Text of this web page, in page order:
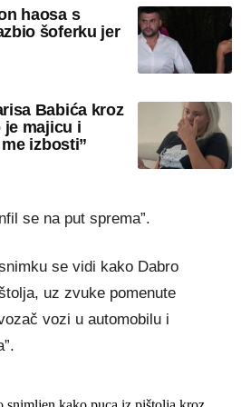
haosa s
šoferku jer
Babića kroz
je majicu i
izbosti”
se na put sprema”.
se vidi kako Dabro
uz zvuke pomenute
vozi u automobilu i